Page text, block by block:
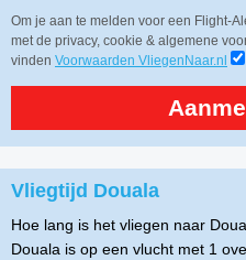
Om je aan te melden voor een Flight-
met de privacy, cookie & algemene
vinden Voorwaarden VliegenNaar.nl
Vliegtijd Douala
Hoe lang is het vliegen naar
Douala is op een vlucht met 1